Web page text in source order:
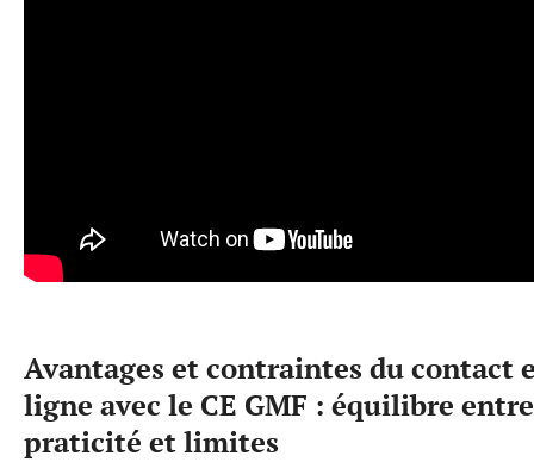
Avantages et contraintes du contact
ligne avec le CE GMF : équilibre entre
praticité et limites